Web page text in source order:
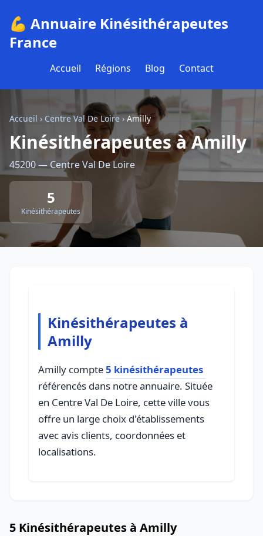
💪 Annuaire Kinésithérapeutes
France
Accueil Régions Blog Contact
Accueil › Centre Val De Loire › Amilly
Kinésithérapeutes à Amilly
45200 — Centre Val De Loire
5
Kinésithérapeutes
Kinésithérapeutes à
Amilly
Amilly compte5 kinésithérapeutes
référencés dans notre annuaire. Située
en Centre Val De Loire, cette ville vous
offre un large choix d'établissements
avec avis clients, coordonnées et
localisations.
5 Kinésithérapeutes à Amilly